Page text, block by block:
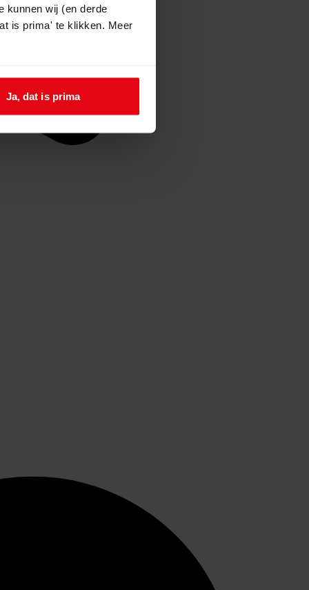
kunnen wij (en derde
is prima' te klikken. Meer
Ja, dat is prima